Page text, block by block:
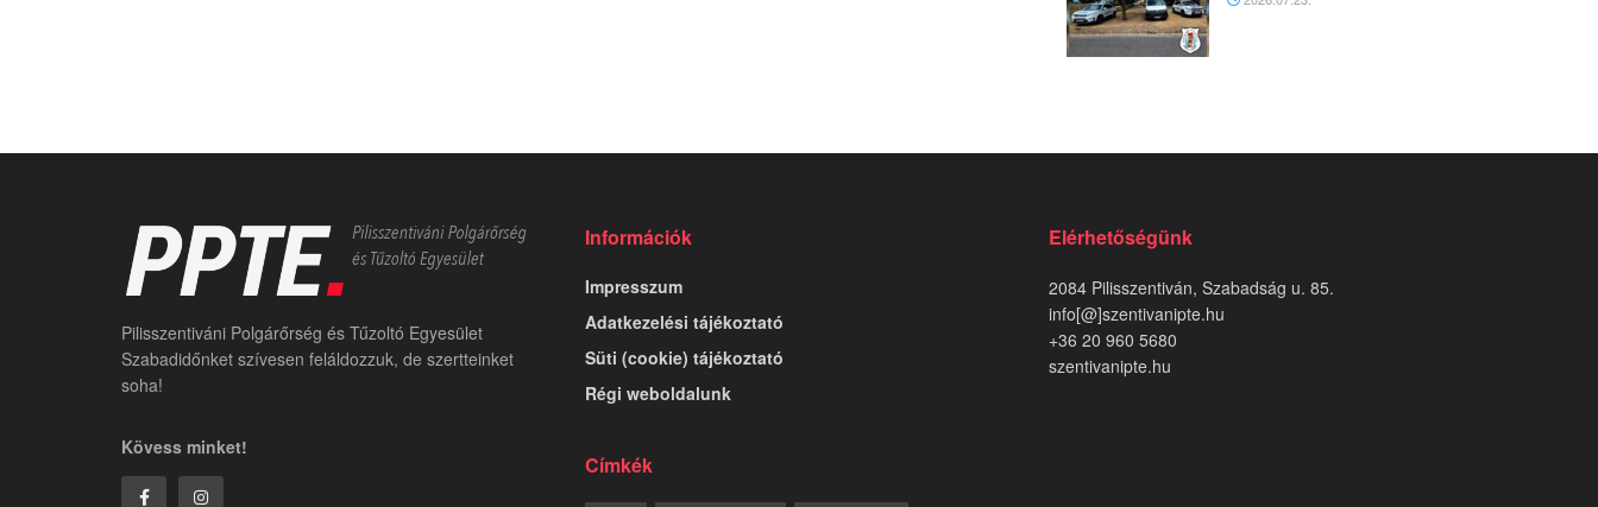
Pilisszentiváni Polgárőrség és Tűzoltó Egyesület
Szabadidőnket szívesen feláldozzuk, de szertteinket
soha!
Kövess minket!
Információk
Impresszum
Adatkezelési tájékoztató
Süti (cookie) tájékoztató
Régi weboldalunk
Címkék
Elérhetőségünk
2084 Pilisszentiván, Szabadság u. 85.
info[@]szentivanipte.hu
+36 20 960 5680
szentivanipte.hu